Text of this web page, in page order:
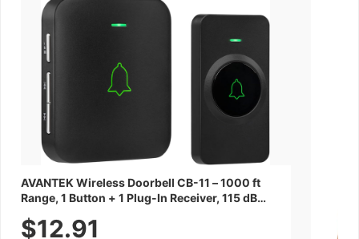
AVANTEK Wireless Doorbell CB-11 – 1000 ft
Range, 1 Button + 1 Plug-In Receiver, 115 dB
Year Battery
$12.91